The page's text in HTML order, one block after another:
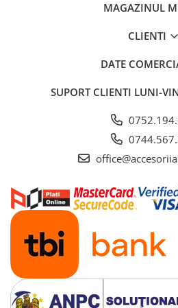
Borne Baterie
Cabluri Alimentare Date Telefon
Cabluri de Pornire
Incarcatoare Auto
Invertor Auto
Papuci / Conectori Electrici
Redresoare Auto
Roboti Pornire Auto
Sigurante Auto
MAGAZINUL
CLIENTI
DATE
SUPORT CLIENTI LUNI-